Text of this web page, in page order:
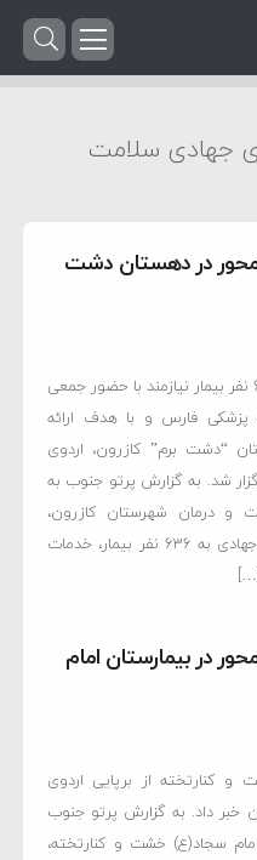
جهادی سلامت
محور در دهستان دشت
ارائه خدمات تخصصی به بیش از 600 نفر بیمار نیازمند با حضور جمعی
فارس و با هدف ارائه
“دشت برم” کازرون، اردوی
شد. به گزارش پرتو جنوب به
و درمان شهرستان کازرون،
سرپرست شبکه گفت: در این اردوی جهادی به 636 نفر بیمار، خدمات
در بیمارستان امام
کنارتخته از برپایی اردوی
خبر داد. به گزارش پرتو جنوب
سجاد(ع) خشت و کنارتخته،